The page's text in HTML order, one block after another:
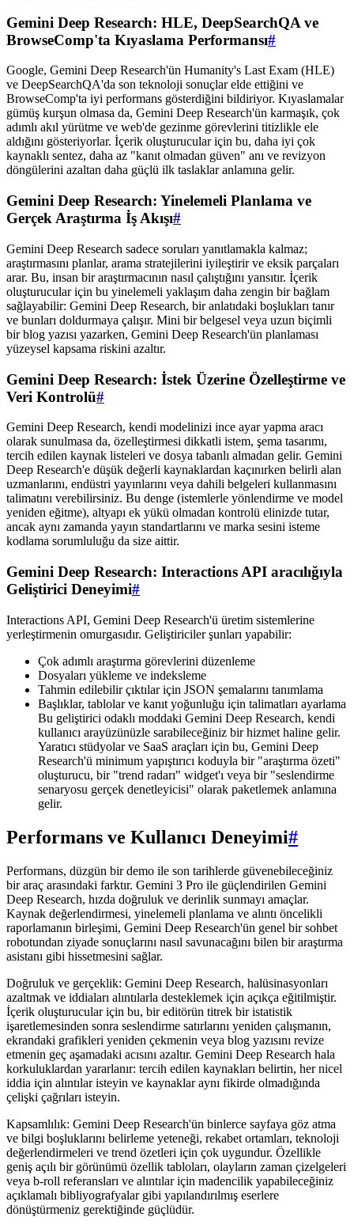
Gemini Deep Research: HLE, DeepSearchQA ve
BrowseComp'ta Kıyaslama Performansı#
Google, Gemini Deep Research'ün Humanity's Last Exam (HLE)
ve DeepSearchQA'da son teknoloji sonuçlar elde ettiğini ve
BrowseComp'ta iyi performans gösterdiğini bildiriyor. Kıyaslamalar
gümüş kurşun olmasa da, Gemini Deep Research'ün karmaşık, çok
adımlı akıl yürütme ve web'de gezinme görevlerini titizlikle ele
aldığını gösteriyorlar. İçerik oluşturucular için bu, daha iyi çok
kaynaklı sentez, daha az "kanıt olmadan güven" anı ve revizyon
döngülerini azaltan daha güçlü ilk taslaklar anlamına gelir.
Gemini Deep Research: Yinelemeli Planlama ve
Gerçek Araştırma İş Akışı#
Gemini Deep Research sadece soruları yanıtlamakla kalmaz;
araştırmasını planlar, arama stratejilerini iyileştirir ve eksik parçaları
arar. Bu, insan bir araştırmacının nasıl çalıştığını yansıtır. İçerik
oluşturucular için bu yinelemeli yaklaşım daha zengin bir bağlam
sağlayabilir: Gemini Deep Research, bir anlatıdaki boşlukları tanır
ve bunları doldurmaya çalışır. Mini bir belgesel veya uzun biçimli
bir blog yazısı yazarken, Gemini Deep Research'ün planlaması
yüzeysel kapsama riskini azaltır.
Gemini Deep Research: İstek Üzerine Özelleştirme ve
Veri Kontrolü#
Gemini Deep Research, kendi modelinizi ince ayar yapma aracı
olarak sunulmasa da, özelleştirmesi dikkatli istem, şema tasarımı,
tercih edilen kaynak listeleri ve dosya tabanlı almadan gelir. Gemini
Deep Research'e düşük değerli kaynaklardan kaçınırken belirli alan
uzmanlarını, endüstri yayınlarını veya dahili belgeleri kullanmasını
talimatını verebilirsiniz. Bu denge (istemlerle yönlendirme ve model
yeniden eğitme), altyapı ek yükü olmadan kontrolü elinizde tutar,
ancak aynı zamanda yayın standartlarını ve marka sesini isteme
kodlama sorumluluğu da size aittir.
Gemini Deep Research: Interactions API aracılığıyla
Geliştirici Deneyimi#
Interactions API, Gemini Deep Research'ü üretim sistemlerine
yerleştirmenin omurgasıdır. Geliştiriciler şunları yapabilir:
Çok adımlı araştırma görevlerini düzenleme
Dosyaları yükleme ve indeksleme
Tahmin edilebilir çıktılar için JSON şemalarını tanımlama
Başlıklar, tablolar ve kanıt yoğunluğu için talimatları ayarlama
Bu geliştirici odaklı moddaki Gemini Deep Research, kendi
kullanıcı arayüzünüzle sarabileceğiniz bir hizmet haline gelir.
Yaratıcı stüdyolar ve SaaS araçları için bu, Gemini Deep
Research'ü minimum yapıştırıcı koduyla bir "araştırma özeti"
oluşturucu, bir "trend radarı" widget'ı veya bir "seslendirme
senaryosu gerçek denetleyicisi" olarak paketlemek anlamına
gelir.
Performans ve Kullanıcı Deneyimi#
Performans, düzgün bir demo ile son tarihlerde güvenebileceğiniz
bir araç arasındaki farktır. Gemini 3 Pro ile güçlendirilen Gemini
Deep Research, hızda doğruluk ve derinlik sunmayı amaçlar.
Kaynak değerlendirmesi, yinelemeli planlama ve alıntı öncelikli
raporlamanın birleşimi, Gemini Deep Research'ün genel bir sohbet
robotundan ziyade sonuçlarını nasıl savunacağını bilen bir araştırma
asistanı gibi hissetmesini sağlar.
Doğruluk ve gerçeklik: Gemini Deep Research, halüsinasyonları
azaltmak ve iddiaları alıntılarla desteklemek için açıkça eğitilmiştir.
İçerik oluşturucular için bu, bir editörün titrek bir istatistik
işaretlemesinden sonra seslendirme satırlarını yeniden çalışmanın,
ekrandaki grafikleri yeniden çekmenin veya blog yazısını revize
etmenin geç aşamadaki acısını azaltır. Gemini Deep Research hala
korkuluklardan yararlanır: tercih edilen kaynakları belirtin, her nicel
iddia için alıntılar isteyin ve kaynaklar aynı fikirde olmadığında
çelişki çağrıları isteyin.
Kapsamlılık: Gemini Deep Research'ün binlerce sayfaya göz atma
ve bilgi boşluklarını belirleme yeteneği, rekabet ortamları, teknoloji
değerlendirmeleri ve trend özetleri için çok uygundur. Özellikle
geniş açılı bir görünümü özellik tabloları, olayların zaman çizelgeleri
veya b-roll referansları ve alıntılar için madencilik yapabileceğiniz
açıklamalı bibliyografyalar gibi yapılandırılmış eserlere
dönüştürmeniz gerektiğinde güçlüdür.